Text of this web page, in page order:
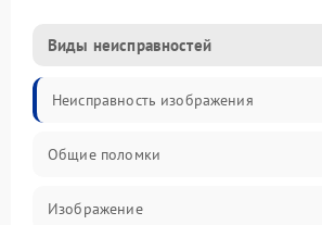
Виды неисправностей
Неисправность изображения
Общие поломки
Изображение